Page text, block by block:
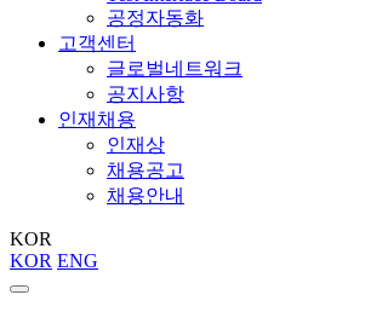
공정자동화
고객센터
글로벌네트워크
공지사항
인재채용
인재상
채용공고
채용안내
KOR
KOR ENG